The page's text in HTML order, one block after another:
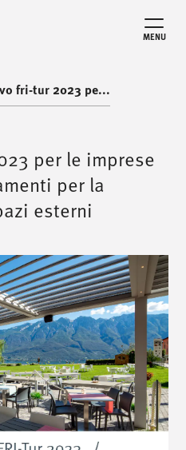
MENU
fri-tur 2023 pe...
per le imprese
per la
esterni